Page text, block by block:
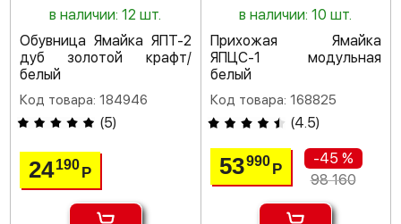
в наличии: 12 шт.
Обувница Ямайка ЯПТ-2
дуб золотой крафт/
белый
Код товара: 184946
(5)
24190Р
в наличии: 10 шт.
Прихожая Ямайка
ЯПЦС-1 модульная
белый
Код товара: 168825
(4.5)
53990 Р
-45 %
98 160